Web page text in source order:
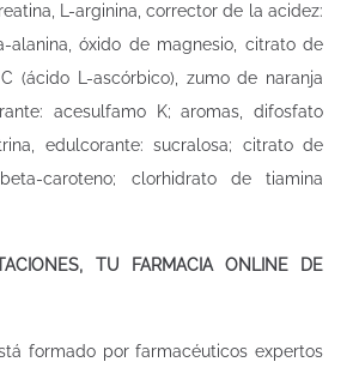
L-arginina, corrector de la acidez:
alanina, óxido de magnesio, citrato de
(ácido L-ascórbico), zumo de naranja
acesulfamo K; aromas, difosfato
edulcorante: sucralosa; citrato de
caroteno; clorhidrato de tiamina
TU FARMACIA ONLINE DE
formado por farmacéuticos expertos